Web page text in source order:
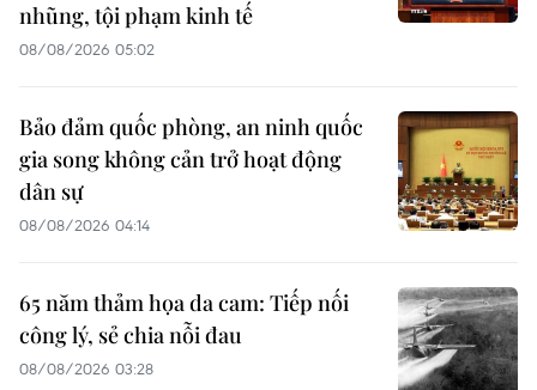
nhũng, tội phạm kinh tế
08/08/2026 05:02
Bảo đảm quốc phòng, an ninh quốc
gia song không cản trở hoạt động
dân sự
08/08/2026 04:14
65 năm thảm họa da cam: Tiếp nối
công lý, sẻ chia nỗi đau
08/08/2026 03:28